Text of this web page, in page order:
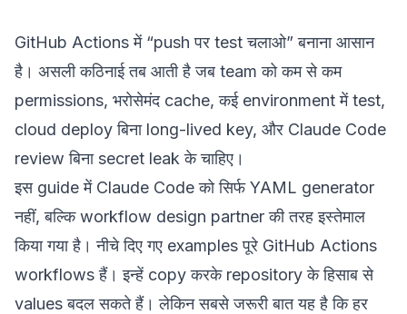
GitHub Actions में “push पर test चलाओ” बनाना आसान
है। असली कठिनाई तब आती है जब team को कम से कम
permissions, भरोसेमंद cache, कई environment में test,
cloud deploy बिना long-lived key, और Claude Code
review बिना secret leak के चाहिए।
इस guide में Claude Code को सिर्फ YAML generator
नहीं, बल्कि workflow design partner की तरह इस्तेमाल
किया गया है। नीचे दिए गए examples पूरे GitHub Actions
workflows हैं। इन्हें copy करके repository के हिसाब से
values बदल सकते हैं। लेकिन सबसे जरूरी बात यह है कि हर